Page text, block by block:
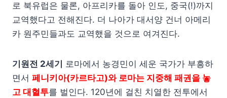
로 북유럽은 물론, 아프리카를 돌아 인도, 중국(!)까지
교역했다고 전해진다. 더 나아가 대서양 건너 아메리
카 원주민들과도 교역했을 것으로 여겨진다.
기원전 2세기
로마에서 농경민이 세운 국가가 부흥하
면서 페니키아(카르타고)와 로마는 지중해 패권을 놓
고 대혈투를 벌인다. 120년에 걸친 치열한 전투에서